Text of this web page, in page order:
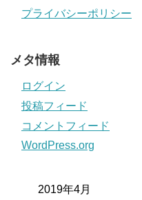
プライバシーポリシー
メタ情報
ログイン
投稿フィード
コメントフィード
WordPress.org
2019年4月